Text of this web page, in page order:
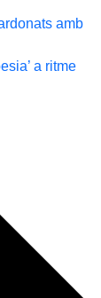
amb
a ritme